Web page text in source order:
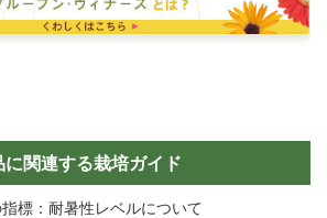
に関連する栽培ガイド
標：耐暑性レベルについて